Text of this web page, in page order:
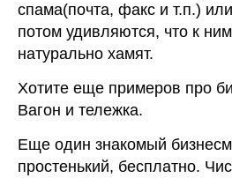
спама(почта, факс и т.п.)
потом удивляются, что к
натурально хамят.
Хотите еще примеров про
Вагон и тележка.
Еще один знакомый
простенький, бесплатно.